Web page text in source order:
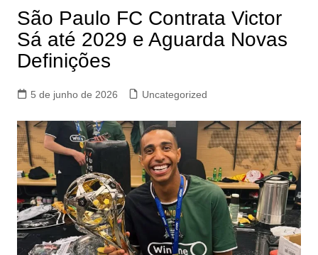
São Paulo FC Contrata Victor
Sá até 2029 e Aguarda Novas
Definições
5 de junho de 2026 Uncategorized